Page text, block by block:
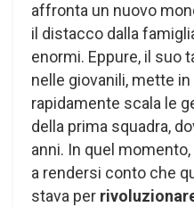
affronta un nuovo
il distacco dalla
enormi. Eppure, il suo
nelle giovanili, mette
rapidamente scala le
della prima squadra,
anni. In quel
a rendersi conto che
stava per